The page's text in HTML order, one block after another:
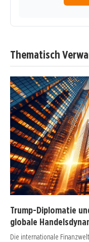
Thematisch
Trump-Diplomatie
globale
Die internationale